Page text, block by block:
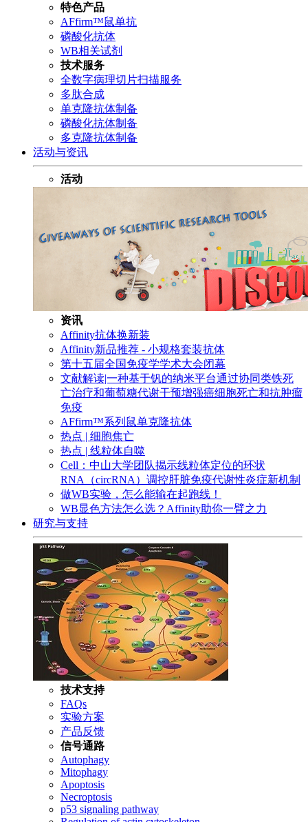
特色产品
AFfirm™鼠单抗
磷酸化抗体
WB相关试剂
技术服务
全数字病理切片扫描服务
多肽合成
单克隆抗体制备
磷酸化抗体制备
多克隆抗体制备
活动与资讯
活动
资讯
Affinity抗体换新装
Affinity新品推荐 - 小规格套装抗体
第十五届全国免疫学学术大会闭幕
文献解读|一种基于钒的纳米平台通过协同类铁死
亡治疗和葡萄糖代谢干预增强癌细胞死亡和抗肿瘤
免疫
AFfirm™系列鼠单克隆抗体
热点 | 细胞焦亡
热点 | 线粒体自噬
Cell：中山大学团队揭示线粒体定位的环状
RNA（circRNA）调控肝脏免疫代谢性炎症新机制
做WB实验，怎么能输在起跑线！
WB显色方法怎么选？Affinity助你一臂之力
研究与支持
技术支持
FAQs
实验方案
产品反馈
信号通路
Autophagy
Mitophagy
Apoptosis
Necroptosis
p53 signaling pathway